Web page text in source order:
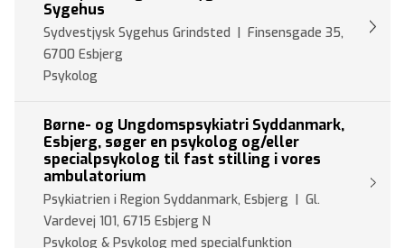
Sygehus
Sydvestjysk Sygehus Grindsted | Finsensgade 35,
6700 Esbjerg
Psykolog
Børne- og Ungdomspsykiatri Syddanmark,
Esbjerg, søger en psykolog og/eller
specialpsykolog til fast stilling i vores
ambulatorium
Psykiatrien i Region Syddanmark, Esbjerg | Gl.
Vardevej 101, 6715 Esbjerg N
Psykolog & Psykolog med specialfunktion